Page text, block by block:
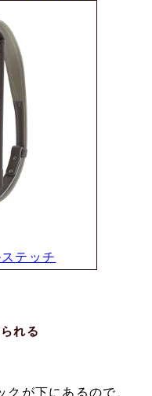
テッチ
れる
が下にあるので、